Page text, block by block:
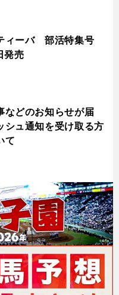
ィーバ 部活特集号
発売
などのお知らせが届
ュ通知を受け取る方
て